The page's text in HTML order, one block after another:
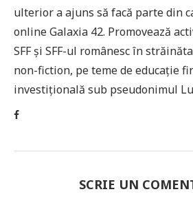
ulterior a ajuns să facă parte din
online Galaxia 42. Promovează
SFF și SFF-ul românesc în
non-fiction, pe teme de educație
investițională sub pseudonimul
SCRIE UN